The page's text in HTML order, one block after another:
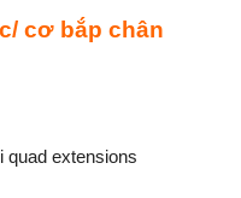
cơ bắp chân